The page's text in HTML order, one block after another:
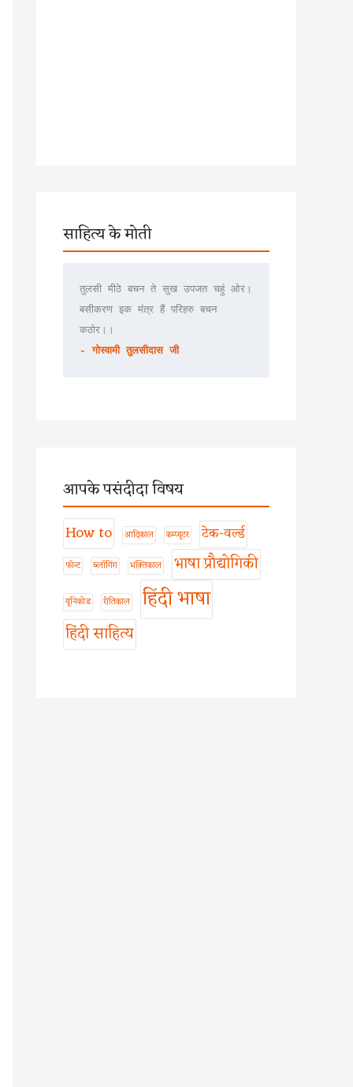
साहित्य के मोती
तुलसी मीठे बचन ते सुख उपजत चहुं ओर।
बसीकरण इक मंत्र हैं परिहरु बचन
कठोर।।
- गोस्वामी तुलसीदास जी
आपके पसंदीदा विषय
How to आदिकाल कम्प्यूटर टेक-वर्ल्ड
फॉन्ट ब्लॉगिंग भक्तिकाल भाषा प्रौद्योगिकी
यूनिकोड रीतिकाल हिंदी भाषा
हिंदी साहित्य